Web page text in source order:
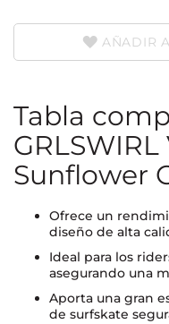
AÑADIR
Tabla
Sunflower
Ofrece un
diseño de alta
Ideal para los
asegurando una
Aporta una gran
de surfskate